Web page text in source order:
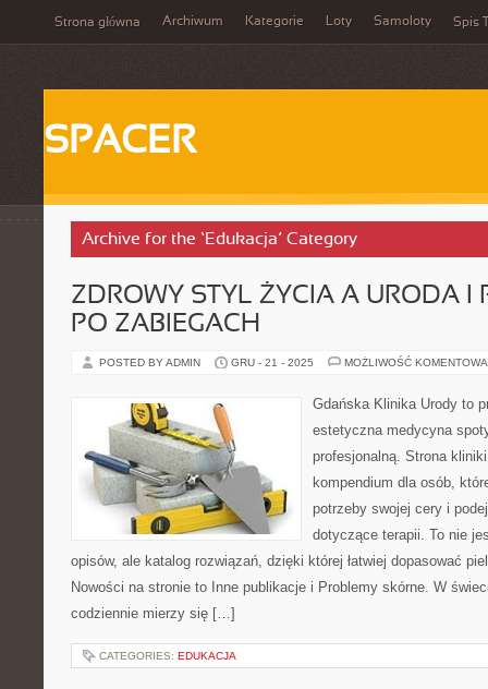
Strona główna Archiwum Kategorie Loty Samoloty Spis
SPACER
Archive for the ‘Edukacja’ Category
ZDROWY STYL ŻYCIA A URODA I
PO ZABIEGACH
POSTED BY ADMIN GRU - 21 - 2025 MOŻLIWOŚĆ
Gdańska Klinika Urody to
estetyczna medycyna
profesjonalną. Strona
kompendium dla osób,
potrzeby swojej cery i
dotyczące terapii. To nie
opisów, ale katalog rozwiązań, dzięki której łatwiej dopasować
Nowości na stronie to Inne publikacje i Problemy skórne. W
codziennie mierzy się […]
CATEGORIES: EDUKACJA